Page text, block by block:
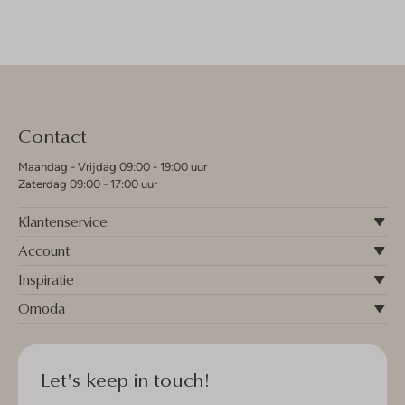
Contact
Maandag - Vrijdag 09:00 - 19:00 uur
Zaterdag 09:00 - 17:00 uur
Klantenservice
Account
Inspiratie
Omoda
Let's keep in touch!